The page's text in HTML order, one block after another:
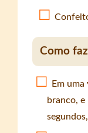
Como
Em
branco, e